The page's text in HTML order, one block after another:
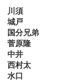
川須
城戸
国分兄弟
菅原隆
中井
西村太
水口